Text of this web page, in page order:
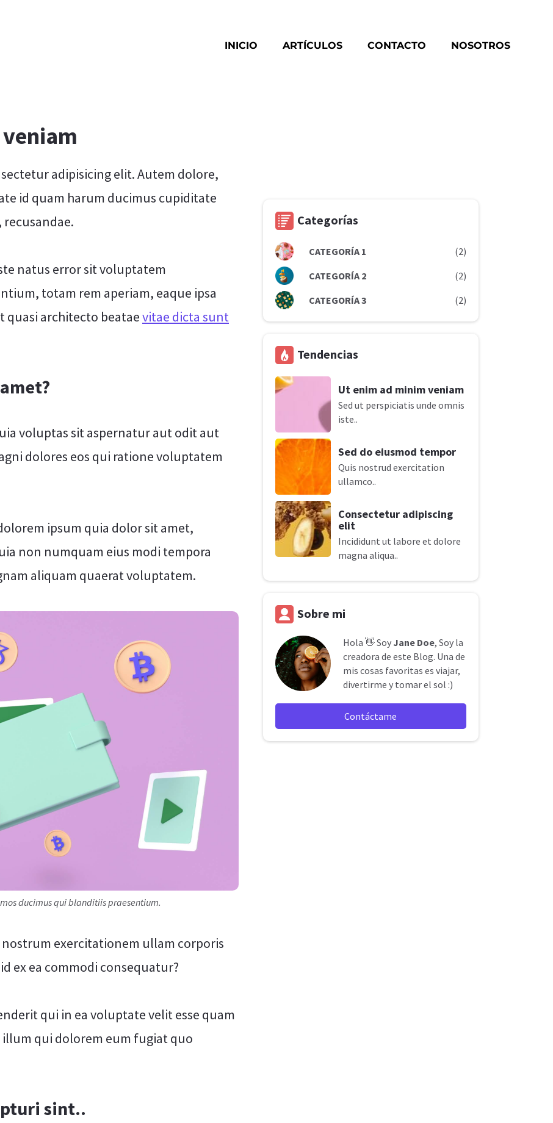
INICIO ARTÍCULOS CONTACTO NOSOTROS
adipisicing elit. Autem dolore,
id quam harum ducimus cupiditate
natus error sit voluptatem
totam rem aperiam, eaque ipsa
quasi architecto beataevitae dicta sunt
voluptas sit aspernatur aut odit aut
dolores eos qui ratione voluptatem
ipsum quia dolor sit amet,
non numquam eius modi tempora
aliquam quaerat voluptatem.
ducimus qui blanditiis praesentium.
exercitationem ullam corporis
ex ea commodi consequatur?
qui in ea voluptate velit esse quam
qui dolorem eum fugiat quo
sint..
Categorías
CATEGORÍA 1
(2)
CATEGORÍA 2
(2)
CATEGORÍA 3
(2)
Tendencias
Ut enim ad minim veniam
Sed ut perspiciatis unde omnis
iste..
Sed do eiusmod tempor
Quis nostrud exercitation
ullamco..
Consectetur adipiscing
elit
Incididunt ut labore et dolore
magna aliqua..
Sobre mi
Hola 👋 Soy Jane Doe, Soy la
creadora de este Blog. Una de
mis cosas favoritas es viajar,
divertirme y tomar el sol :)
Contáctame